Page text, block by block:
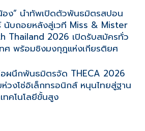
อง” นำทัพเปิดตัวพันธมิตรสปอน
นับถอยหลังสู่เวที Miss & Mister
Thailand 2026 เปิดรับสมัครทั่ว
ทศ พร้อมชิงมงกุฎแห่งเกียรติยศ
อผนึกพันธมิตรจัด THECA 2026
ห่วงโซ่อิเล็กทรอนิกส์ หนุนไทยสู่ฐาน
ทคโนโลยีขั้นสูง